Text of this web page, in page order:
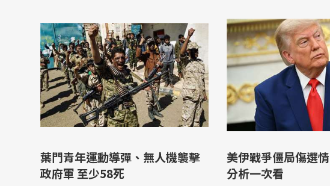
葉門青年運動導彈、無人機襲擊
政府軍 至少58死
美伊戰爭僵局傷選
分析一次看